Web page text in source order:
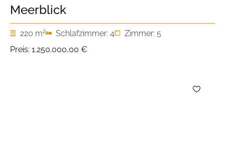
Meerblick
220 m2 Schlafzimmer: 4
Zimmer: 5
Preis: 1.250.000,00 €